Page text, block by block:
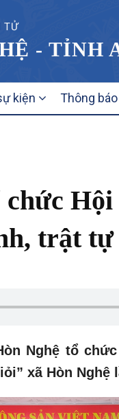
TỬ
- TỈNH
kiện Thông báo
chức
trật
Nghệ tổ
xã Hòn Nghệ